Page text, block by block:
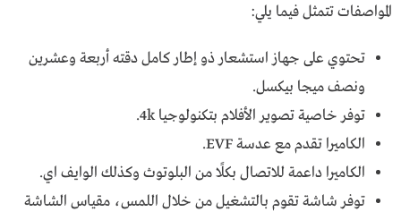
المواصفات تتمثل فيما يلي:
تحتوي على جهاز استشعار ذو إطار كامل دقته أربعة وعشرين
ونصف ميجا بيكسل.
توفر خاصية تصوير الأفلام بتكنولوجيا 4k.
الكاميرا تقدم مع عدسة EVF.
الكاميرا داعمة للاتصال بكلًا من البلوتوث وكذلك الوايف اي.
توفر شاشة تقوم بالتشغيل من خلال اللمس، مقياس الشاشة